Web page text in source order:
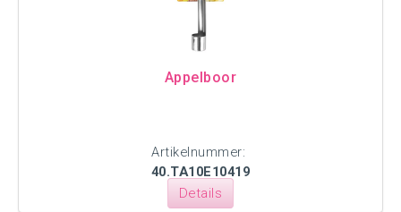
Appelboor
Artikelnummer:
40.TA10E10419
Details